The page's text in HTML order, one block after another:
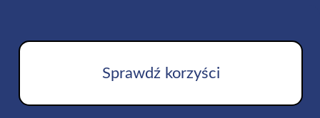
Sprawdź korzyści